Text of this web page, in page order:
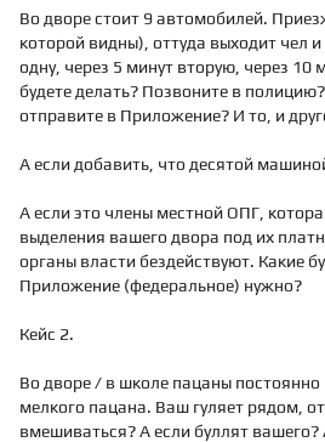
Во дворе стоит 9 автомобилей.
которой видны), оттуда выходит чел
одну, через 5 минут вторую, через 10
будете делать? Позвоните в
отправите в Приложение? И то, и
А если добавить, что десятой
А если это члены местной ОПГ,
выделения вашего двора под их
органы власти бездействуют. Какие
Приложение (федеральное) нужно?
Кейс 2.
Во дворе / в школе пацаны постоянно
мелкого пацана. Ваш гуляет рядом,
вмешиваться? А если буллят вашего?